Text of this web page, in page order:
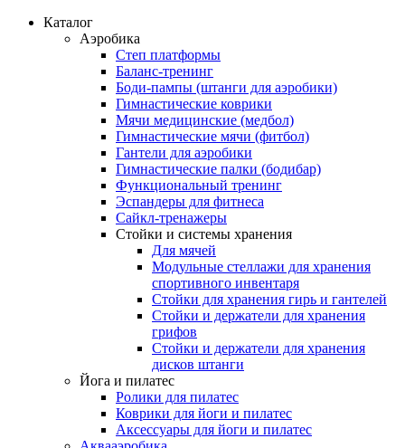
Каталог
Аэробика
Степ платформы
Баланс-тренинг
Боди-пампы (штанги для аэробики)
Гимнастические коврики
Мячи медицинские (медбол)
Гимнастические мячи (фитбол)
Гантели для аэробики
Гимнастические палки (бодибар)
Функциональный тренинг
Эспандеры для фитнеса
Сайкл-тренажеры
Стойки и системы хранения
Для мячей
Модульные стеллажи для хранения
спортивного инвентаря
Стойки для хранения гирь и гантелей
Стойки и держатели для хранения
грифов
Стойки и держатели для хранения
дисков штанги
Йога и пилатес
Ролики для пилатес
Коврики для йоги и пилатес
Аксессуары для йоги и пилатес